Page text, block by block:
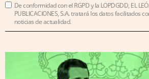
De conformidad con el RGPD y la LOPDGDD, EL
PUBLICACIONES, S.A. tratará los datos facilitados
noticias de actualidad.